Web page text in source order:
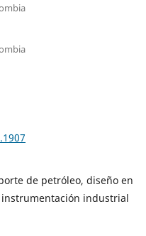
de petróleo, diseño en
industrial